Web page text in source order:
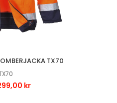
TX70
kr